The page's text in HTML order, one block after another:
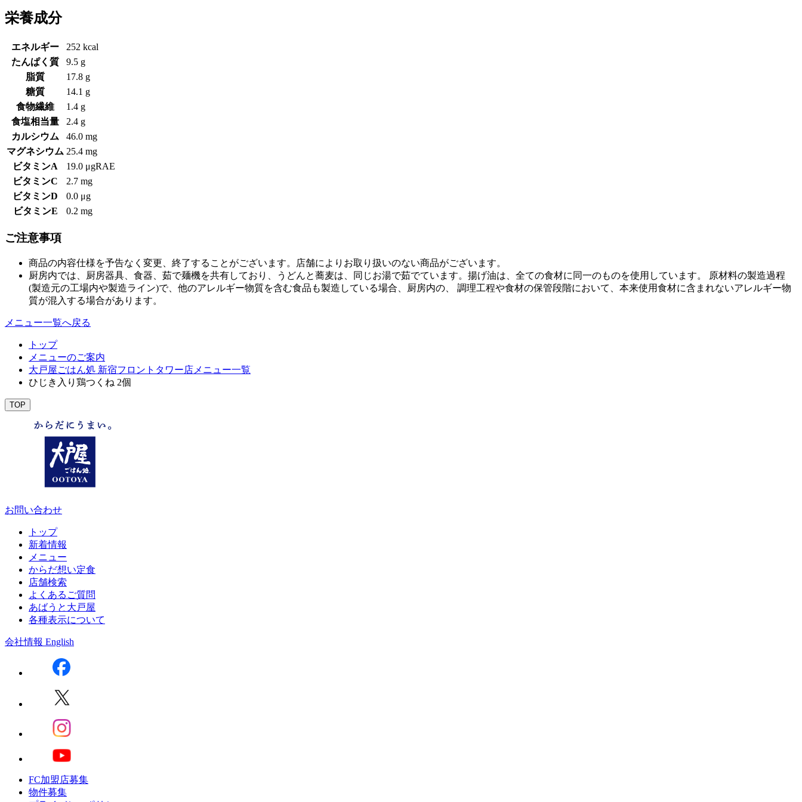
栄養成分
エネルギー
252 kcal
たんぱく質
9.5 g
脂質
17.8 g
糖質
14.1 g
食物繊維
1.4 g
食塩相当量
2.4 g
カルシウム
46.0 mg
マグネシウム 25.4 mg
ビタミンA
19.0 μgRAE
ビタミンC
2.7 mg
ビタミンD
0.0 μg
ビタミンE
0.2 mg
ご注意事項
商品の内容仕様を予告なく変更、終了することがございます。店舗によりお取り扱いのない商品がございます。
厨房内では、厨房器具、食器、茹で麺機を共有しており、うどんと蕎麦は、同じお湯で茹でています。揚げ油は、全ての食材に同一のものを使用しています。 原材料の製造過程
(製造元の工場内や製造ライン)で、他のアレルギー物質を含む食品も製造している場合、厨房内の、 調理工程や食材の保管段階において、本来使用食材に含まれないアレルギー物
質が混入する場合があります。
メニュー一覧へ戻る
トップ
メニューのご案内
大戸屋ごはん処 新宿フロントタワー店メニュー一覧
ひじき入り鶏つくね 2個
TOP
お問い合わせ
トップ
新着情報
メニュー
からだ想い定食
店舗検索
よくあるご質問
あばうと大戸屋
各種表示について
会社情報 English
FC加盟店募集
物件募集